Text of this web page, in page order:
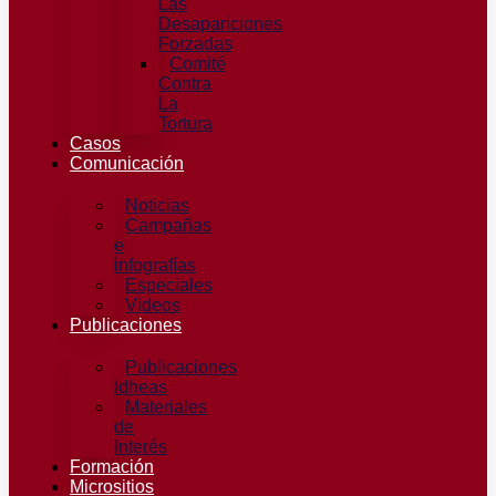
Las
Desapariciones
Forzadas
Comité
Contra
La
Tortura​
Casos
Comunicación
Noticias
Campañas
e
infografías
Especiales
Videos
Publicaciones
Publicaciones
Idheas
Materiales
de
Interés
Formación
Micrositios